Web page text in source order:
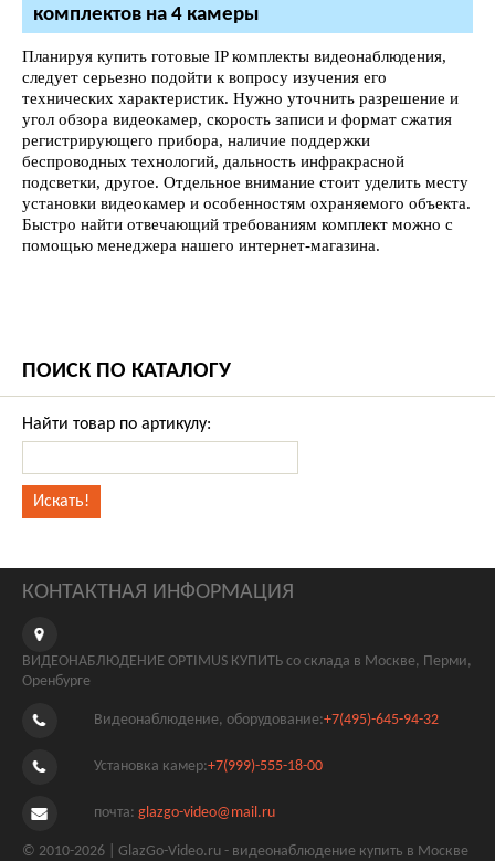
комплектов на 4 камеры
Планируя купить готовые IP комплекты видеонаблюдения,
следует серьезно подойти к вопросу изучения его
технических характеристик. Нужно уточнить разрешение и
угол обзора видеокамер, скорость записи и формат сжатия
регистрирующего прибора, наличие поддержки
беспроводных технологий, дальность инфракрасной
подсветки, другое. Отдельное внимание стоит уделить месту
установки видеокамер и особенностям охраняемого объекта.
Быстро найти отвечающий требованиям комплект можно с
помощью менеджера нашего интернет-магазина.
ПОИСК ПО КАТАЛОГУ
Найти товар по артикулу:
КОНТАКТНАЯ ИНФОРМАЦИЯ
ВИДЕОНАБЛЮДЕНИЕ OPTIMUS КУПИТЬ со склада в Москве, Перми,
Оренбурге
Видеонаблюдение, оборудование:+7(495)-645-94-32
Установка камер:+7(999)-555-18-00
почта: glazgo-video@mail.ru
© 2010-2026 | GlazGo-Video.ru - видеонаблюдение купить в Москве